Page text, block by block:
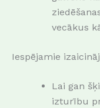
vecākus
Iespējamie
Lai gan
izturību